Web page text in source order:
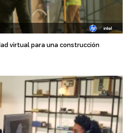
virtual para una construcción